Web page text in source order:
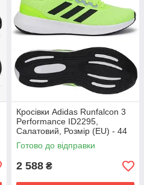
Кросівки Аdidas Runfalcon 3
Performance ID2295,
Салатовий, Розмір (EU) - 44
Готово до відправки
2 588 ₴